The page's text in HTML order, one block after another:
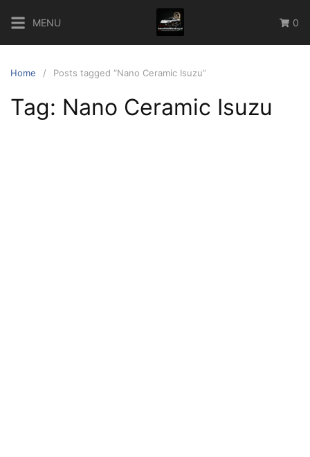
content
MENU 0
Home Posts tagged “Nano Ceramic Isuzu”
Tag: Nano Ceramic Isuzu